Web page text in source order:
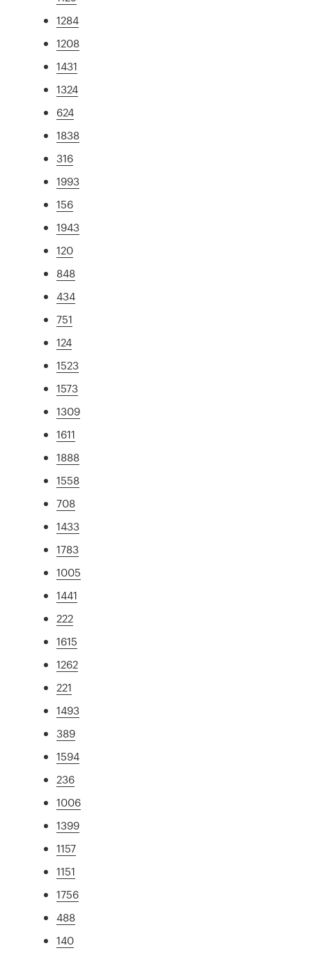
1284
1208
1431
1324
624
1838
316
1993
156
1943
120
848
434
751
124
1523
1573
1309
1611
1888
1558
708
1433
1783
1005
1441
222
1615
1262
221
1493
389
1594
236
1006
1399
1157
1151
1756
488
140